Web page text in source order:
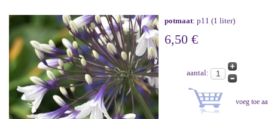
potmaat: p11 (1 liter)
6,50 €
aantal: